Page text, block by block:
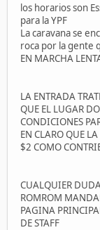
los horarios son
para la YPF
La caravana se
roca por la gente
EN MARCHA
LA ENTRADA
QUE EL LUGAR
CONDICIONES
EN CLARO QUE
$2 COMO
CUALQUIER
ROMROM
PAGINA
DE STAFF